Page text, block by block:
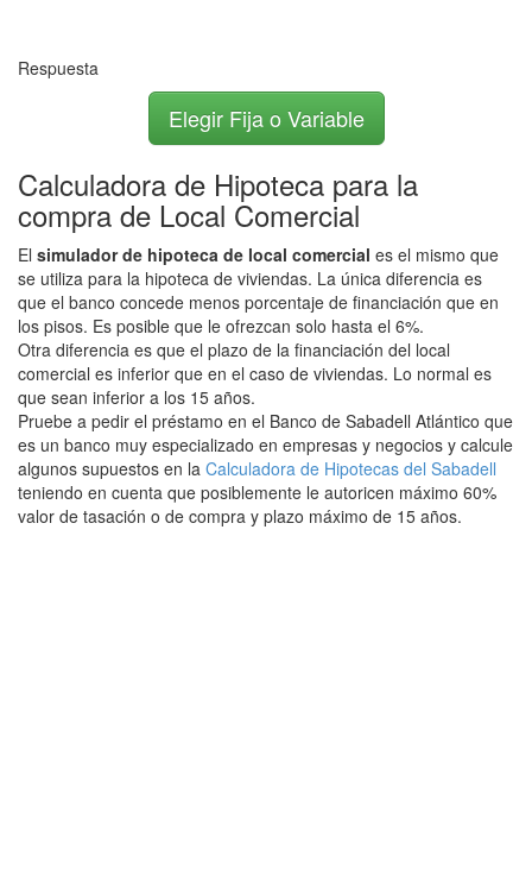
Respuesta
Elegir Fija o Variable
Calculadora de Hipoteca para la
compra de Local Comercial
El simulador de hipoteca de local comercial es el mismo que
se utiliza para la hipoteca de viviendas. La única diferencia es
que el banco concede menos porcentaje de financiación que en
los pisos. Es posible que le ofrezcan solo hasta el 6%.
Otra diferencia es que el plazo de la financiación del local
comercial es inferior que en el caso de viviendas. Lo normal es
que sean inferior a los 15 años.
Pruebe a pedir el préstamo en el Banco de Sabadell Atlántico que
es un banco muy especializado en empresas y negocios y calcule
algunos supuestos en la Calculadora de Hipotecas del Sabadell
teniendo en cuenta que posiblemente le autoricen máximo 60%
valor de tasación o de compra y plazo máximo de 15 años.